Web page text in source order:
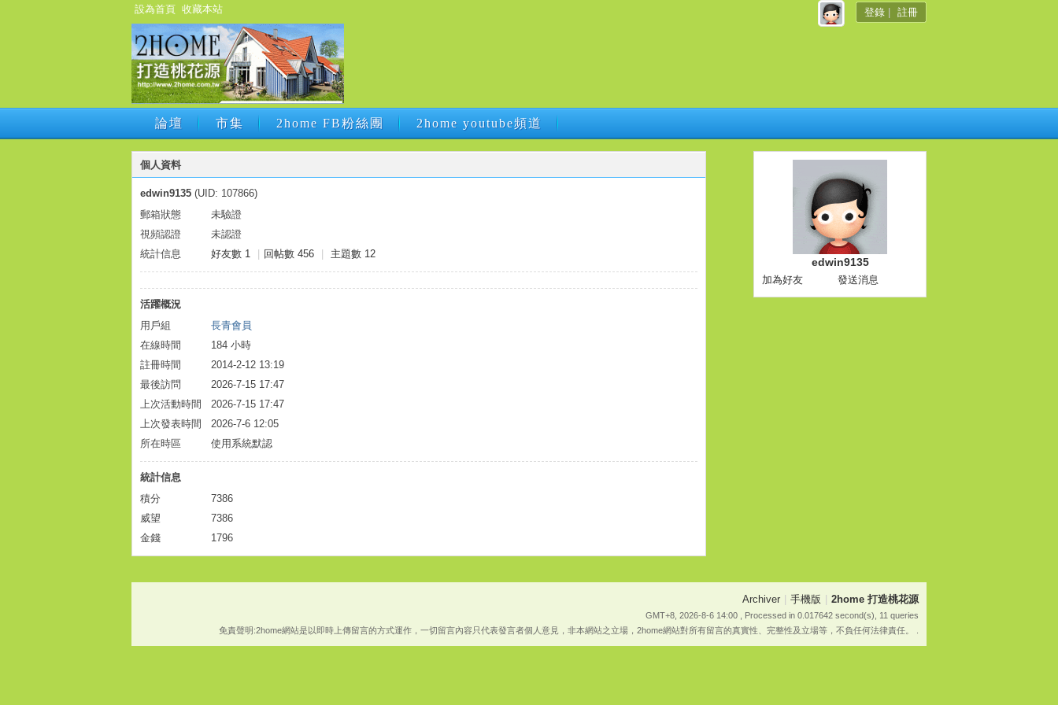
設為首頁 收藏本站 登錄 註冊
論壇 市集 2home FB粉絲團 2home youtube頻道
論壇 市集 2home FB粉絲團 2home youtube頻道
個人資料
edwin9135 (UID: 107866)
郵箱狀態
未驗證
視頻認證
未認證
統計信息
好友數 1 | 回帖數 456 | 主題數 12
活躍概況
用戶組
長青會員
在線時間
184 小時
註冊時間
2014-2-12 13:19
最後訪問
2026-7-15 17:47
上次活動時間
2026-7-15 17:47
上次發表時間
2026-7-6 12:05
所在時區
使用系統默認
統計信息
積分
7386
威望
7386
金錢
1796
edwin9135
加為好友 發送消息
Archiver | 手機版 | 2home 打造桃花源
GMT+8, 2026-8-6 14:00 , Processed in 0.017642 second(s), 11 queries
免責聲明:2home網站是以即時上傳留言的方式運作，一切留言內容只代表發言者個人意見，非本網站之立場，2home網站對所有留言的真實性、完整性及立場等，不負任何法律責任。 .